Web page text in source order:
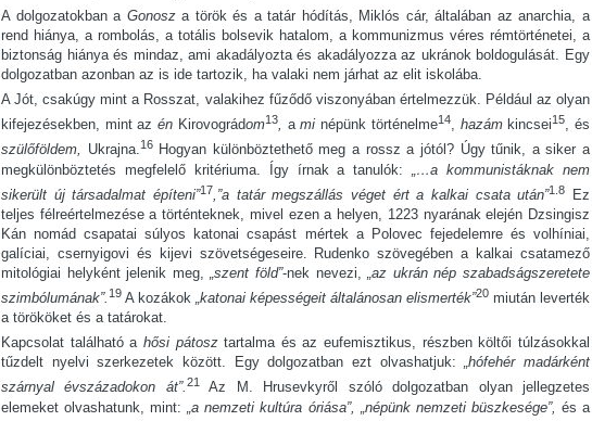
A dolgozatokban a Gonosza török és a tatár hódítás, Miklós cár, általában az anarchia, a
rend hiánya, a rombolás, a totális bolsevik hatalom, a kommunizmus véres rémtörténetei, a
biztonság hiánya és mindaz, ami akadályozta és akadályozza az ukránok boldogulását. Egy
dolgozatban azonban az is ide tartozik, ha valaki nem járhat az elit iskolába.
A Jót, csakúgy mint a Rosszat, valakihez fűződő viszonyában értelmezzük. Például az olyan
kifejezésekben, mint azén Kirovográdom13, ami népünk történelme14, hazámkincsei15, és
szülőföldem, Ukrajna.16Hogyan különböztethető meg a rossz a jótól? Úgy tűnik, a siker a
megkülönböztetés megfelelő kritériuma. Így írnak a tanulók:
„…a kommunistáknak nem
sikerült új társadalmat építeni”17 ,”a tatár megszállás véget ért a kalkai csata után”1.8
Ez
teljes félreértelmezése a történteknek, mivel ezen a helyen, 1223 nyarának elején Dzsingisz
Kán nomád csapatai súlyos katonai csapást mértek a Polovec fejedelemre és volhíniai,
galíciai, csernyigovi és kijevi szövetségeseire. Rudenko szövegében a kalkai csatamező
mitológiai helyként jelenik meg,
„szent föld”-nek nevezi,
„az ukrán nép szabadságszeretete
szimbólumának”. 19 A kozákok „katonai képességeit általánosan elismerték”20 miután leverték
a törököket és a tatárokat.
Kapcsolat található a hősi pátosztartalma és az eufemisztikus, részben költői túlzásokkal
tűzdelt nyelvi szerkezetek között. Egy dolgozatban ezt olvashatjuk:„hófehér madárként
szárnyal évszázadokon át”.21 Az M. Hrusevkyről szóló dolgozatban olyan jellegzetes
elemeket olvashatunk, mint:
„a nemzeti kultúra óriása”, „népünk nemzeti büszkesége”, és a